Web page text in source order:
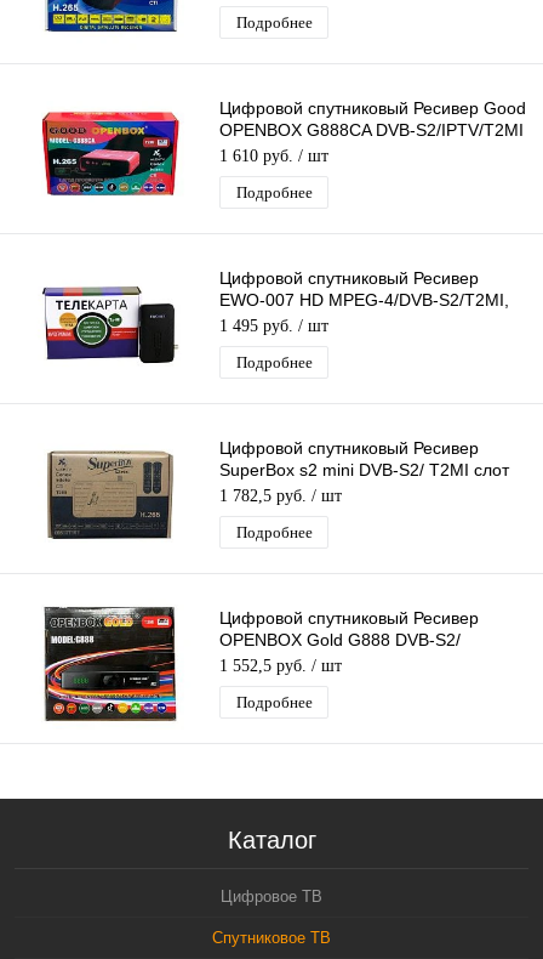
Подробнее
Цифровой спутниковый Ресивер Good
OPENBOX G888CA DVB-S2/IPTV/T2MI
слот для карты,поддержка 3G модема
1 610 руб. / шт
Подробнее
Цифровой спутниковый Ресивер
EWO-007 HD MPEG-4/DVB-S2/T2MI,
поддержка Conax, подходит для
Телекарты
1 495 руб. / шт
Подробнее
Цифровой спутниковый Ресивер
SuperBox s2 mini DVB-S2/ T2MI слот
для карты,поддержка 3G модема
1 782,5 руб. / шт
Подробнее
Цифровой спутниковый Ресивер
OPENBOX Gold G888 DVB-S2/
IPTV/T2MI слот для карты, поддержка
3G модема
1 552,5 руб. / шт
Подробнее
Каталог
Цифровое ТВ
Спутниковое ТВ